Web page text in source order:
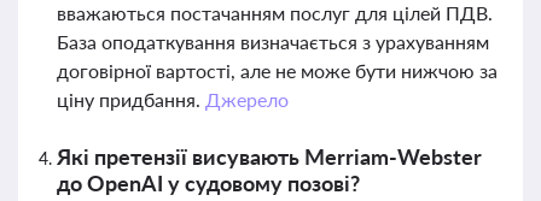
вважаються постачанням послуг для цілей ПДВ.
База оподаткування визначається з урахуванням
договірної вартості, але не може бути нижчою за
ціну придбання. Джерело
Які претензії висувають Merriam-Webster
до OpenAI у судовому позові?